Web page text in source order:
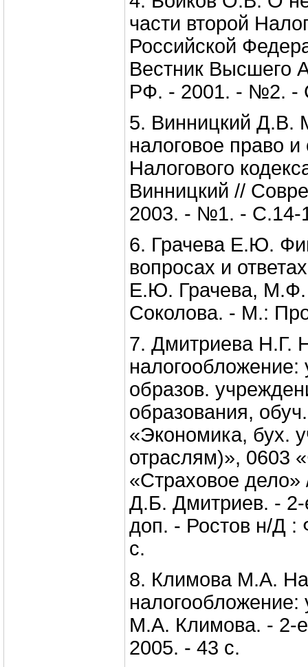
части второй
Российской
Вестник Высшего
РФ. - 2001. - №2. -
5. Винницкий Д.В.
налоговое право и
Налогового
Винницкий //
2003. - №1. - С.14-
6. Грачева Е.Ю.
вопросах и
Е.Ю. Грачева,
Соколова. - М.:
7. Дмитриева Н.Г.
налогообложение:
образов.
образования,
«Экономика, бух.
отраслям)», 0603
«Страховое
Д.Б. Дмитриев. - 2-
доп. - Ростов н/Д :
с.
8. Климова М.А.
налогообложение:
М.А. Климова. - 2-
2005. - 43 с.